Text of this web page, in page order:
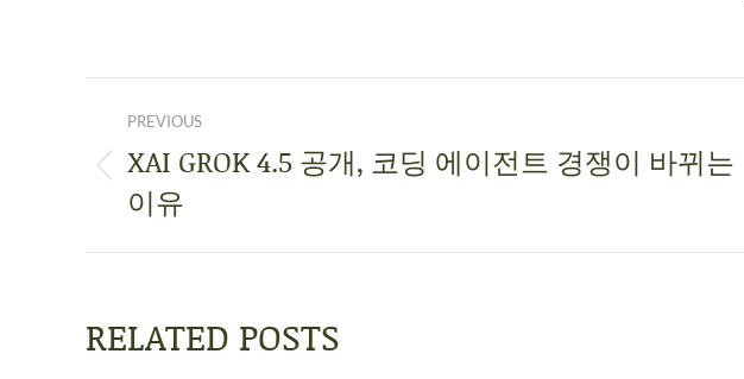
PREVIOUS
XAI GROK 4.5 공개, 코딩 에이전트 경쟁이 바뀌는
이유
RELATED POSTS